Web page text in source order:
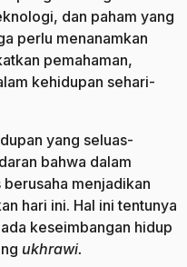
dan paham yang
perlu menanamkan
pemahaman,
kehidupan sehari-
yang seluas-
bahwa dalam
menjadikan
hari ini. Hal ini tentunya
keseimbangan hidup
ukhrawi.